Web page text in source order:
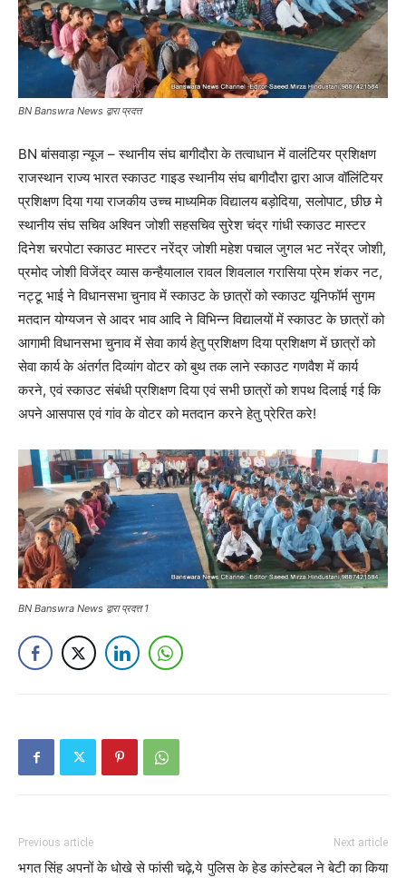
BN Banswra News द्वारा प्रदत्त
BN बांसवाड़ा न्यूज – स्थानीय संघ बागीदौरा के तत्वाधान में वालंटियर प्रशिक्षण
राजस्थान राज्य भारत स्काउट गाइड स्थानीय संघ बागीदौरा द्वारा आज वॉलिंटियर
प्रशिक्षण दिया गया राजकीय उच्च माध्यमिक विद्यालय बड़ोदिया, सलोपाट, छीछ मे
स्थानीय संघ सचिव अश्विन जोशी सहसचिव सुरेश चंद्र गांधी स्काउट मास्टर
दिनेश चरपोटा स्काउट मास्टर नरेंद्र जोशी महेश पचाल जुगल भट नरेंद्र जोशी,
प्रमोद जोशी विजेंद्र व्यास कन्हैयालाल रावल शिवलाल गरासिया प्रेम शंकर नट,
नट्टू भाई ने विधानसभा चुनाव में स्काउट के छात्रों को स्काउट यूनिफॉर्म सुगम
मतदान योग्यजन से आदर भाव आदि ने विभिन्न विद्यालयों में स्काउट के छात्रों को
आगामी विधानसभा चुनाव में सेवा कार्य हेतु प्रशिक्षण दिया प्रशिक्षण में छात्रों को
सेवा कार्य के अंतर्गत दिव्यांग वोटर को बुथ तक लाने स्काउट गणवैश में कार्य
करने, एवं स्काउट संबंधी प्रशिक्षण दिया एवं सभी छात्रों को शपथ दिलाई गई कि
अपने आसपास एवं गांव के वोटर को मतदान करने हेतु प्रेरित करे!
BN Banswra News द्वारा प्रदत्त 1
Previous article
भगत सिंह अपनों के धोखे से फांसी चढ़े,ये
Next article
पुलिस के हेड कांस्टेबल ने बेटी का किया